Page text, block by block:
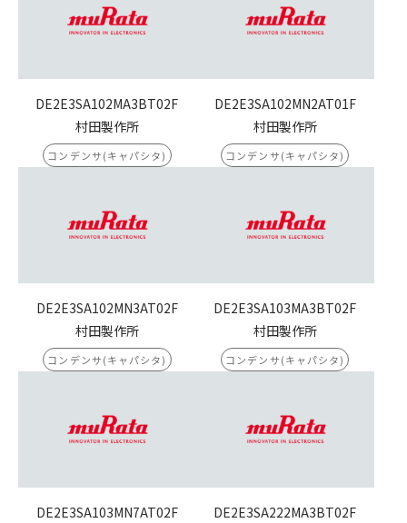
DE2E3SA102MA3BT02F
村田製作所
コンデンサ(キャパシタ)
DE2E3SA102MN2AT01F
村田製作所
コンデンサ(キャパシタ)
DE2E3SA102MN3AT02F
村田製作所
コンデンサ(キャパシタ)
DE2E3SA103MA3BT02F
村田製作所
コンデンサ(キャパシタ)
DE2E3SA103MN7AT02F
DE2E3SA222MA3BT02F